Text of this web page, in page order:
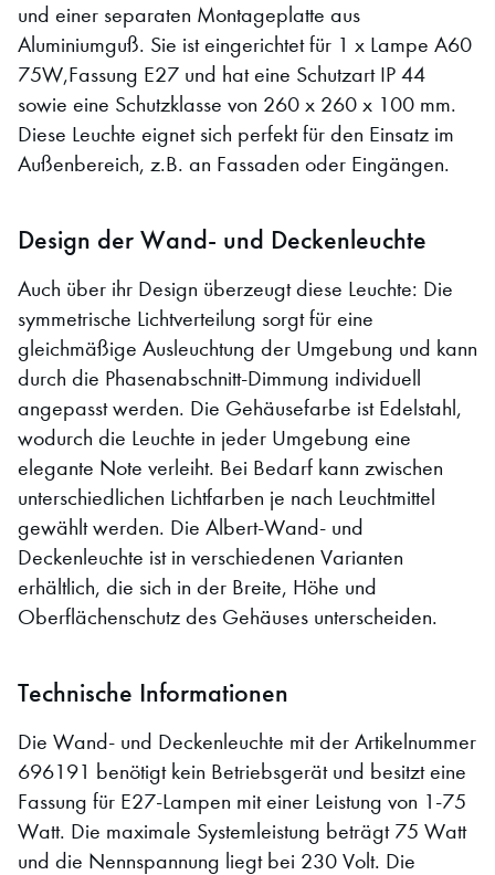
und einer separaten Montageplatte aus
Aluminiumguß. Sie ist eingerichtet für 1 x Lampe A60
75W,Fassung E27 und hat eine Schutzart IP 44
sowie eine Schutzklasse von 260 x 260 x 100 mm.
Diese Leuchte eignet sich perfekt für den Einsatz im
Außenbereich, z.B. an Fassaden oder Eingängen.
Design der Wand- und Deckenleuchte
Auch über ihr Design überzeugt diese Leuchte: Die
symmetrische Lichtverteilung sorgt für eine
gleichmäßige Ausleuchtung der Umgebung und kann
durch die Phasenabschnitt-Dimmung individuell
angepasst werden. Die Gehäusefarbe ist Edelstahl,
wodurch die Leuchte in jeder Umgebung eine
elegante Note verleiht. Bei Bedarf kann zwischen
unterschiedlichen Lichtfarben je nach Leuchtmittel
gewählt werden. Die Albert-Wand- und
Deckenleuchte ist in verschiedenen Varianten
erhältlich, die sich in der Breite, Höhe und
Oberflächenschutz des Gehäuses unterscheiden.
Technische Informationen
Die Wand- und Deckenleuchte mit der Artikelnummer
696191 benötigt kein Betriebsgerät und besitzt eine
Fassung für E27-Lampen mit einer Leistung von 1-75
Watt. Die maximale Systemleistung beträgt 75 Watt
und die Nennspannung liegt bei 230 Volt. Die